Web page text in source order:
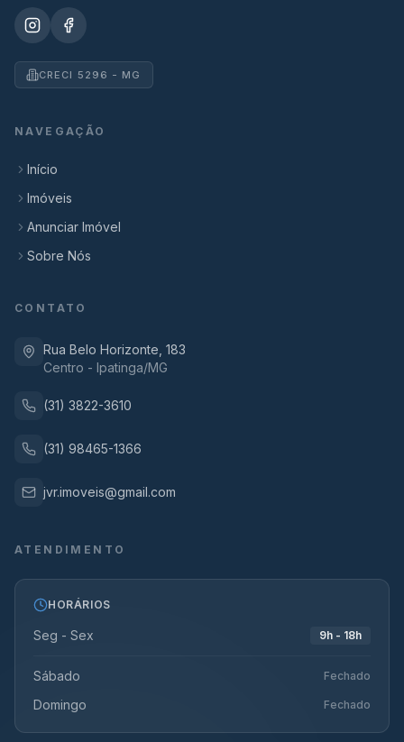
CRECI 5296 - MG
NAVEGAÇÃO
Início
Imóveis
Anunciar Imóvel
Sobre Nós
CONTATO
Rua Belo Horizonte, 183
Centro - Ipatinga/MG
(31) 3822-3610
(31) 98465-1366
jvr.imoveis@gmail.com
ATENDIMENTO
HORÁRIOS
Seg - Sex 9h - 18h
Sábado Fechado
Domingo Fechado